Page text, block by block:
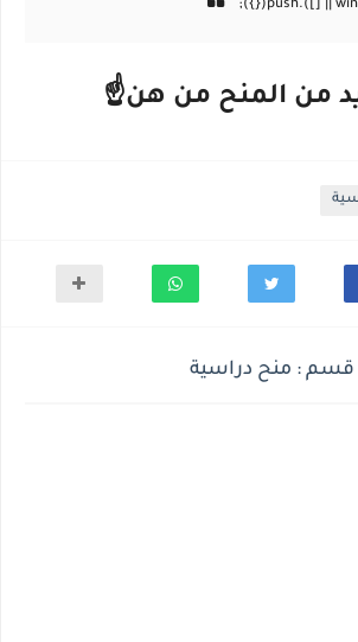
من المنح من هن☝
قسم : منح دراسية